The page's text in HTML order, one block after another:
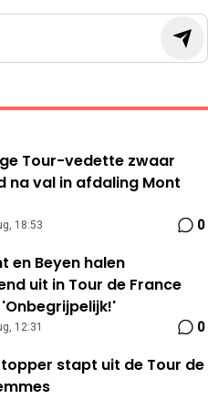
Tour-vedette zwaar
na val in afdaling Mont
18:53 0
en Beyen halen
uit in Tour de France
12:31 0
stapt uit de Tour de